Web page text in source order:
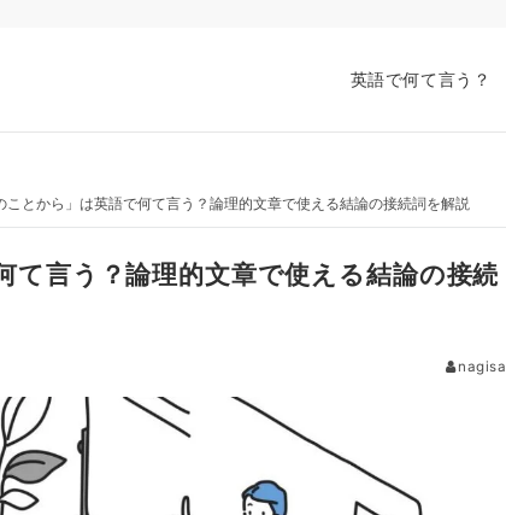
英語で何て言う？
ことから」は英語で何て言う？論理的文章で使える結論の接続詞を解説
て言う？論理的文章で使える結論の接続
nagisa